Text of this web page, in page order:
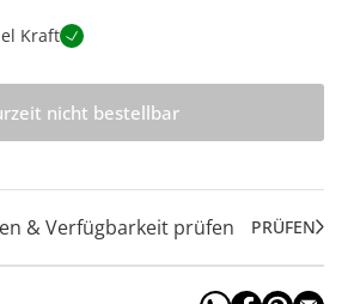
Kraft
nicht bestellbar
& Verfügbarkeit prüfen PRÜFEN